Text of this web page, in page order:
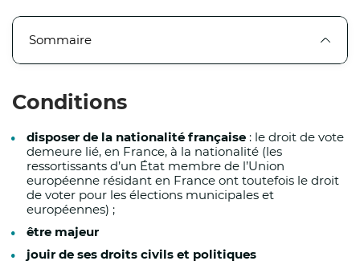
Le centre opérationnel départemental (COD)
comptes rendus seront envoyés à la presse,
Accueil scolaire :
Sauf circonstances particulières liées aux
scolaires restent ouverts et les enseignants
aménagements d’horaires, d’activités ou de
et les collectivités afin de limiter l’exposition
Sommaire
Conditions
disposer de la nationalité française : le droit de vote
demeure lié, en France, à la nationalité (les
ressortissants d’un État membre de l’Union
européenne résidant en France ont toutefois le droit
de voter pour les élections municipales et
européennes) ;
être majeur
jouir de ses droits civils et politiques